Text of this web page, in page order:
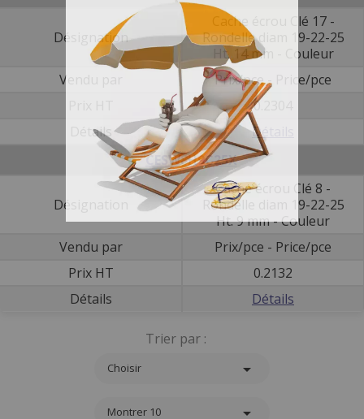
Désignation
Cache écrou Clé 17 -
Rondelle diam 19-22-25
Ht. 14 mm - Couleur
Vendu par
Prix/pce - Price/pce
0.2304
Détails
Détails
CESW8H9C25X
Désignation
Cache écrou Clé 8 -
Rondelle diam 19-22-25
Ht. 9 mm - Couleur
Vendu par
Prix/pce - Price/pce
Prix HT
0.2132
Détails
Détails
Trier par :
Choisir 
Montrer 10 